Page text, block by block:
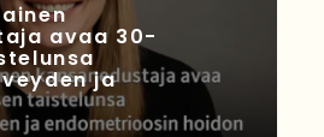
avaa 30-
ja